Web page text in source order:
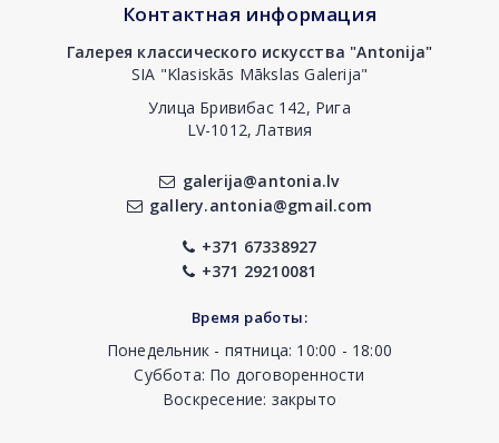
Контактная информация
Галерея классического искусства "Antonija"
SIA "Klasiskās Mākslas Galerija"
Улица Бривибас 142, Рига
LV-1012, Латвия
galerija@antonia.lv
gallery.antonia@gmail.com
+371 67338927
+371 29210081
Время работы:
Понедельник - пятница: 10:00 - 18:00
Суббота: По договоренности
Воскресение: закрыто